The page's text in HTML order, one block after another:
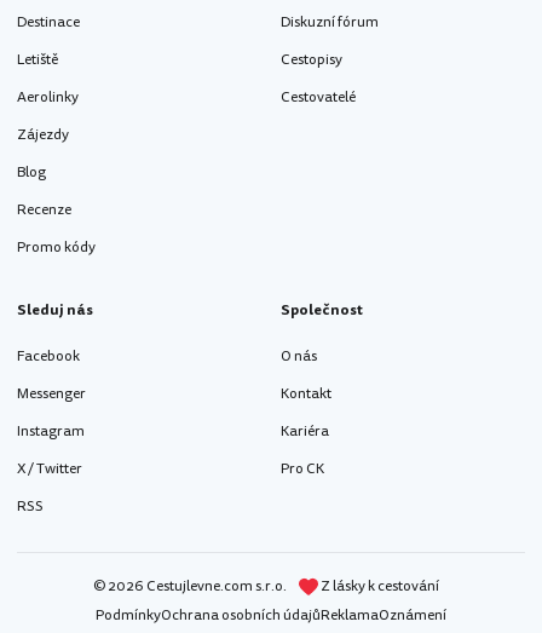
Destinace
Letiště
Aerolinky
Zájezdy
Blog
Recenze
Promo kódy
Diskuzní fórum
Cestopisy
Cestovatelé
Sleduj nás
Facebook
Messenger
Instagram
X / Twitter
RSS
Společnost
O nás
Kontakt
Kariéra
Pro CK
© 2026 Cestujlevne.com s.r.o.
Z lásky k cestování
PodmínkyOchrana osobních údajůReklamaOznámení